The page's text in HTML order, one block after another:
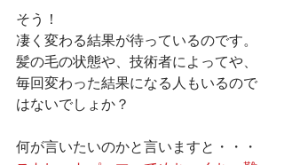
そう！
凄く変わる結果が待っているのです。
髪の毛の状態や、技術者によってや、
毎回変わった結果になる人もいるので
はないでしょか？
何が言いたいのかと言いますと・・・